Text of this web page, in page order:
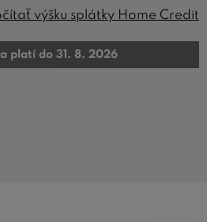
výšku splátky Home Credit
platí do 31. 8. 2026